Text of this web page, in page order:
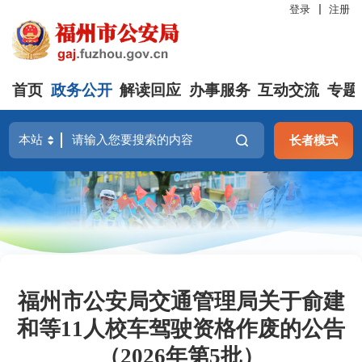
登录 注册
首页 政务公开 解读回应 办事服务 互动交流 专题
长者模式
福州市公安局交通管理局关于俞建
和等11人校车驾驶资格作废的公告
（2026年第5批）